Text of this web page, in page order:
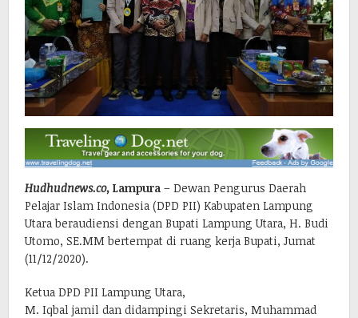
Hudhudnews.co, Lampura – Dewan Pengurus Daerah
Pelajar Islam Indonesia (DPD PII) Kabupaten Lampung
Utara beraudiensi dengan Bupati Lampung Utara, H. Budi
Utomo, SE.MM bertempat di ruang kerja Bupati, Jumat
(11/12/2020).
Ketua DPD PII Lampung Utara,
M. Iqbal jamil dan didampingi Sekretaris, Muhammad